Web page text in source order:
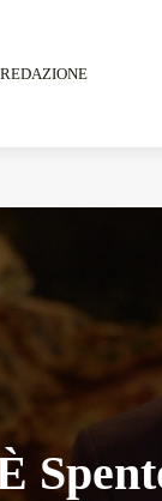
Fès...